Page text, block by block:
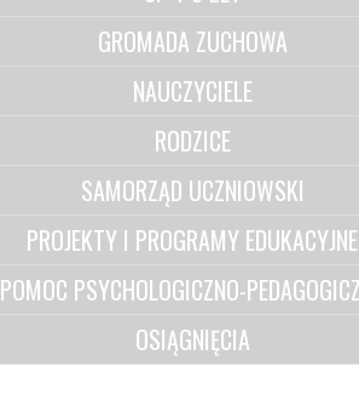
GROMADA ZUCHOWA
NAUCZYCIELE
RODZICE
SAMORZĄD UCZNIOWSKI
PROJEKTY I PROGRAMY EDUKACYJNE
POMOC PSYCHOLOGICZNO-
OSIĄGNIĘCIA